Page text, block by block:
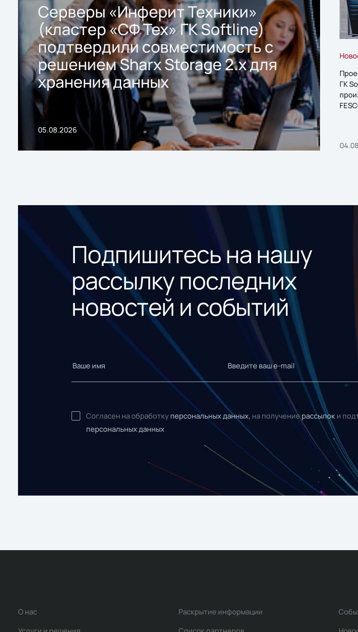
Серверы «Инферит Техники»
(кластер «СФ Тех» ГК Softline)
подтвердили совместимость с
решением Sharx Storage 2.x для
хранения данных
05.08.2026
ГК
Подпишитесь на нашу
рассылку последних
новостей и событий
Согласен на обработку персональных данных, на получениерассылок и
персональных данных
О нас
Раскрытие информации